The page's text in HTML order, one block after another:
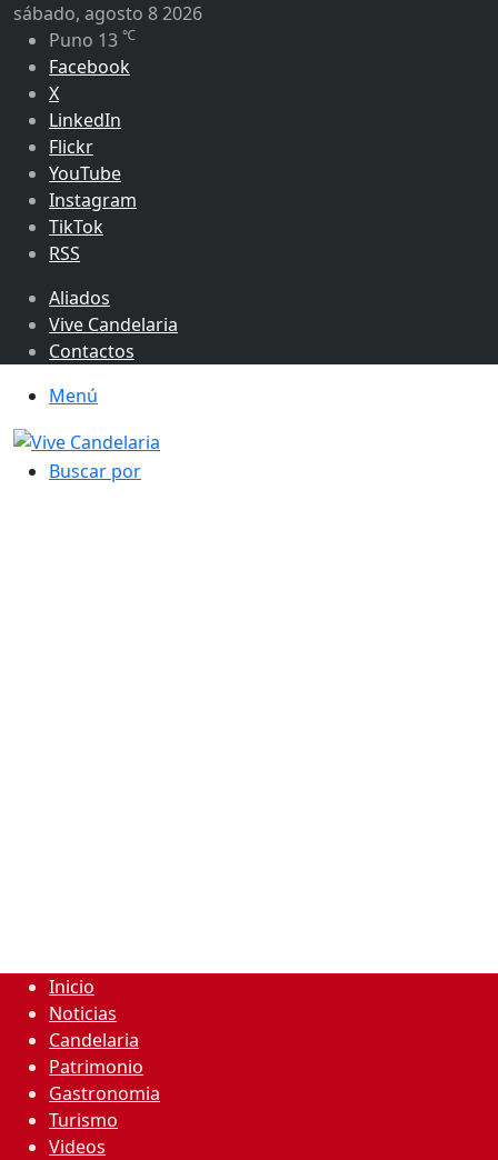
sábado, agosto 8 2026
Puno 13 ℃
Facebook
X
LinkedIn
Flickr
YouTube
Instagram
TikTok
RSS
Aliados
Vive Candelaria
Contactos
Menú
Buscar por
Inicio
Noticias
Candelaria
Patrimonio
Gastronomia
Turismo
Videos